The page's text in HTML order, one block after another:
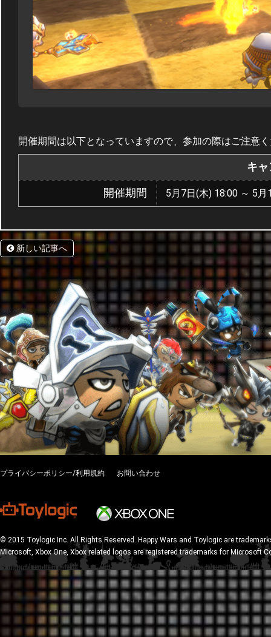
開催期間は以下となっていますので、参加の際はご注意
キ
開催期間 5月7日(木) 18:00 ～ 5月
新しい記事へ
プライバシーポリシー/利用規約 お問い合わせ
© 2015 Toylogic Inc. All Rights Reserved. Happy Wars and Toylogic are
Microsoft, Xbox One, Xbox related logos are registered trademarks for Microsoft